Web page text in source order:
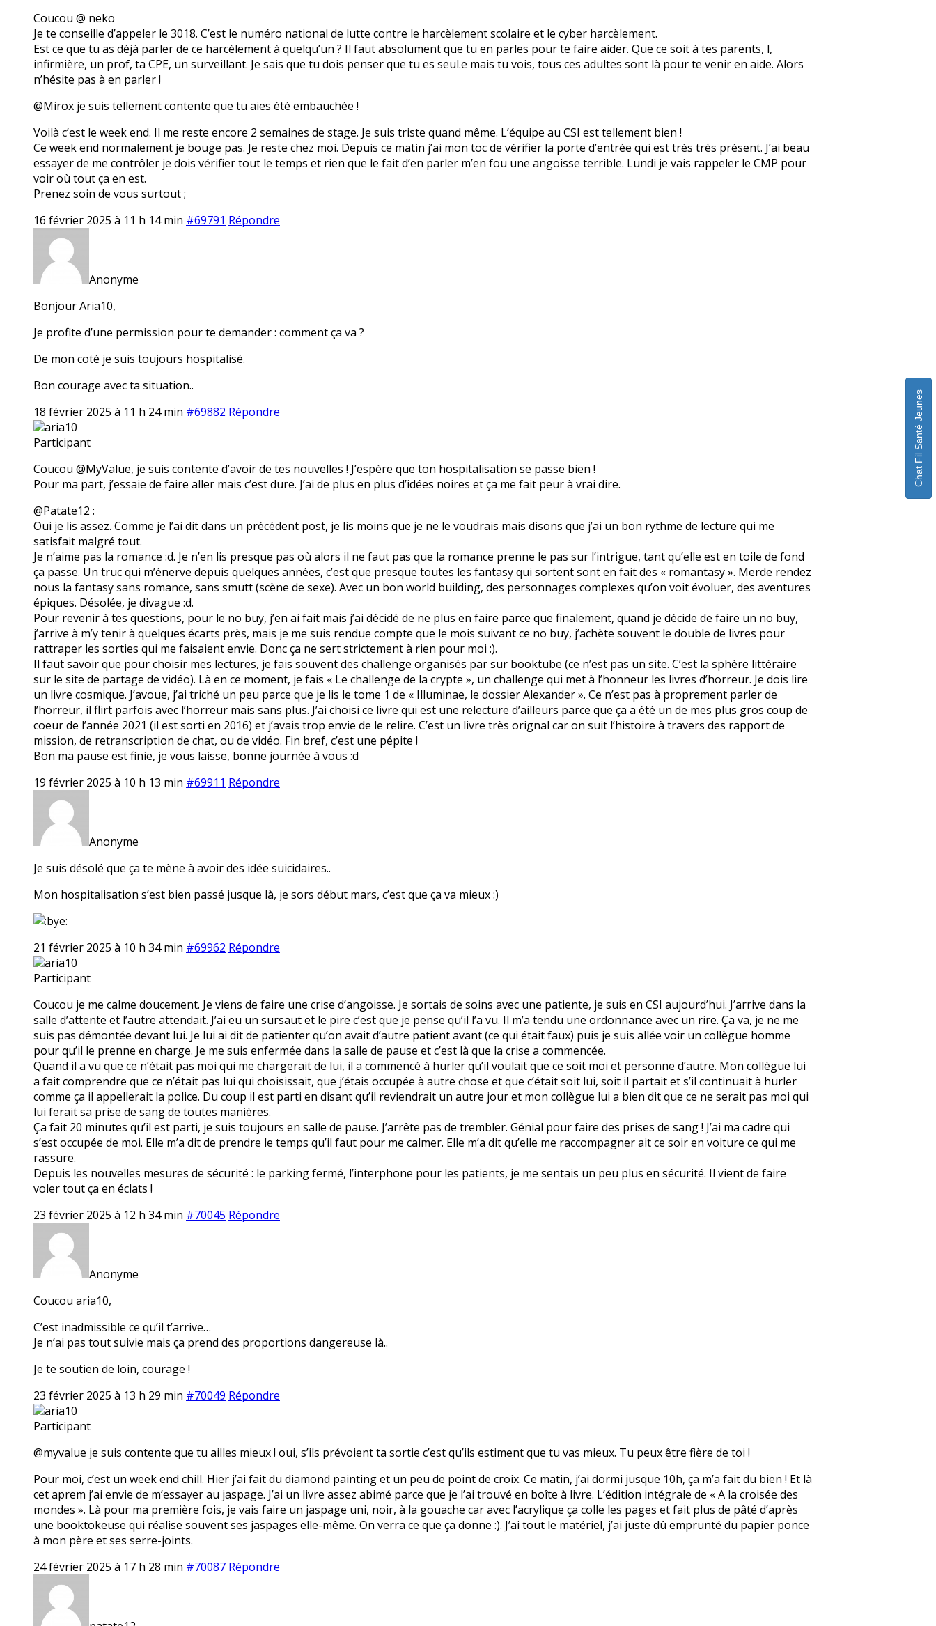
Coucou @ neko
Je te conseille d’appeler le 3018. C’est le numéro national de lutte contre le harcèlement scolaire et le cyber harcèlement.
Est ce que tu as déjà parler de ce harcèlement à quelqu’un ? Il faut absolument que tu en parles pour te faire aider. Que ce soit à tes parents, l,
infirmière, un prof, ta CPE, un surveillant. Je sais que tu dois penser que tu es seul.e mais tu vois, tous ces adultes sont là pour te venir en aide. Alors
n’hésite pas à en parler !
@Mirox je suis tellement contente que tu aies été embauchée !
Voilà c’est le week end. Il me reste encore 2 semaines de stage. Je suis triste quand même. L’équipe au CSI est tellement bien !
Ce week end normalement je bouge pas. Je reste chez moi. Depuis ce matin j’ai mon toc de vérifier la porte d’entrée qui est très très présent. J’ai beau
essayer de me contrôler je dois vérifier tout le temps et rien que le fait d’en parler m’en fou une angoisse terrible. Lundi je vais rappeler le CMP pour
voir où tout ça en est.
Prenez soin de vous surtout ;
16 février 2025 à 11 h 14 min #69791 Répondre
Anonyme
Bonjour Aria10,
Je profite d’une permission pour te demander : comment ça va ?
De mon coté je suis toujours hospitalisé.
Bon courage avec ta situation..
18 février 2025 à 11 h 24 min #69882 Répondre
aria10
Participant
Coucou @MyValue, je suis contente d’avoir de tes nouvelles ! J’espère que ton hospitalisation se passe bien !
Pour ma part, j’essaie de faire aller mais c’est dure. J’ai de plus en plus d’idées noires et ça me fait peur à vrai dire.
@Patate12 :
Oui je lis assez. Comme je l’ai dit dans un précédent post, je lis moins que je ne le voudrais mais disons que j’ai un bon rythme de lecture qui me
satisfait malgré tout.
Je n’aime pas la romance :d. Je n’en lis presque pas où alors il ne faut pas que la romance prenne le pas sur l’intrigue, tant qu’elle est en toile de fond
ça passe. Un truc qui m’énerve depuis quelques années, c’est que presque toutes les fantasy qui sortent sont en fait des « romantasy ». Merde rendez
nous la fantasy sans romance, sans smutt (scène de sexe). Avec un bon world building, des personnages complexes qu’on voit évoluer, des aventures
épiques. Désolée, je divague :d.
Pour revenir à tes questions, pour le no buy, j’en ai fait mais j’ai décidé de ne plus en faire parce que finalement, quand je décide de faire un no buy,
j’arrive à m’y tenir à quelques écarts près, mais je me suis rendue compte que le mois suivant ce no buy, j’achète souvent le double de livres pour
rattraper les sorties qui me faisaient envie. Donc ça ne sert strictement à rien pour moi :).
Il faut savoir que pour choisir mes lectures, je fais souvent des challenge organisés par sur booktube (ce n’est pas un site. C’est la sphère littéraire
sur le site de partage de vidéo). Là en ce moment, je fais « Le challenge de la crypte », un challenge qui met à l’honneur les livres d’horreur. Je dois lire
un livre cosmique. J’avoue, j’ai triché un peu parce que je lis le tome 1 de « Illuminae, le dossier Alexander ». Ce n’est pas à proprement parler de
l’horreur, il flirt parfois avec l’horreur mais sans plus. J’ai choisi ce livre qui est une relecture d’ailleurs parce que ça a été un de mes plus gros coup de
coeur de l’année 2021 (il est sorti en 2016) et j’avais trop envie de le relire. C’est un livre très orignal car on suit l’histoire à travers des rapport de
mission, de retranscription de chat, ou de vidéo. Fin bref, c’est une pépite !
Bon ma pause est finie, je vous laisse, bonne journée à vous :d
19 février 2025 à 10 h 13 min #69911 Répondre
Anonyme
Je suis désolé que ça te mène à avoir des idée suicidaires..
Mon hospitalisation s’est bien passé jusque là, je sors début mars, c’est que ça va mieux :)
21 février 2025 à 10 h 34 min #69962 Répondre
aria10
Participant
Coucou je me calme doucement. Je viens de faire une crise d’angoisse. Je sortais de soins avec une patiente, je suis en CSI aujourd’hui. J’arrive dans la
salle d’attente et l’autre attendait. J’ai eu un sursaut et le pire c’est que je pense qu’il l’a vu. Il m’a tendu une ordonnance avec un rire. Ça va, je ne me
suis pas démontée devant lui. Je lui ai dit de patienter qu’on avait d’autre patient avant (ce qui était faux) puis je suis allée voir un collègue homme
pour qu’il le prenne en charge. Je me suis enfermée dans la salle de pause et c’est là que la crise a commencée.
Quand il a vu que ce n’était pas moi qui me chargerait de lui, il a commencé à hurler qu’il voulait que ce soit moi et personne d’autre. Mon collègue lui
a fait comprendre que ce n’était pas lui qui choisissait, que j’étais occupée à autre chose et que c’était soit lui, soit il partait et s’il continuait à hurler
comme ça il appellerait la police. Du coup il est parti en disant qu’il reviendrait un autre jour et mon collègue lui a bien dit que ce ne serait pas moi qui
lui ferait sa prise de sang de toutes manières.
Ça fait 20 minutes qu’il est parti, je suis toujours en salle de pause. J’arrête pas de trembler. Génial pour faire des prises de sang ! J’ai ma cadre qui
s’est occupée de moi. Elle m’a dit de prendre le temps qu’il faut pour me calmer. Elle m’a dit qu’elle me raccompagner ait ce soir en voiture ce qui me
rassure.
Depuis les nouvelles mesures de sécurité : le parking fermé, l’interphone pour les patients, je me sentais un peu plus en sécurité. Il vient de faire
voler tout ça en éclats !
23 février 2025 à 12 h 34 min #70045 Répondre
Anonyme
Coucou aria10,
C’est inadmissible ce qu’il t’arrive…
Je n’ai pas tout suivie mais ça prend des proportions dangereuse là..
Je te soutien de loin, courage !
23 février 2025 à 13 h 29 min #70049 Répondre
aria10
Participant
@myvalue je suis contente que tu ailles mieux ! oui, s’ils prévoient ta sortie c’est qu’ils estiment que tu vas mieux. Tu peux être fière de toi !
Pour moi, c’est un week end chill. Hier j’ai fait du diamond painting et un peu de point de croix. Ce matin, j’ai dormi jusque 10h, ça m’a fait du bien ! Et là
cet aprem j’ai envie de m’essayer au jaspage. J’ai un livre assez abimé parce que je l’ai trouvé en boîte à livre. L’édition intégrale de « A la croisée des
mondes ». Là pour ma première fois, je vais faire un jaspage uni, noir, à la gouache car avec l’acrylique ça colle les pages et fait plus de pâté d’après
une booktokeuse qui réalise souvent ses jaspages elle-même. On verra ce que ça donne :). J’ai tout le matériel, j’ai juste dû emprunté du papier ponce
à mon père et ses serre-joints.
24 février 2025 à 17 h 28 min #70087 Répondre
Chat Fil Santé Jeunes